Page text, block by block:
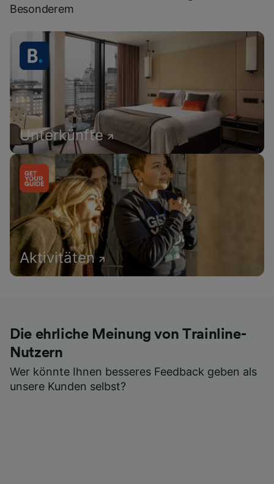
Besonderem
Unterkünfte
Aktivitäten
Die ehrliche Meinung von Trainline-
Nutzern
Wer könnte Ihnen besseres Feedback geben als
unsere Kunden selbst?